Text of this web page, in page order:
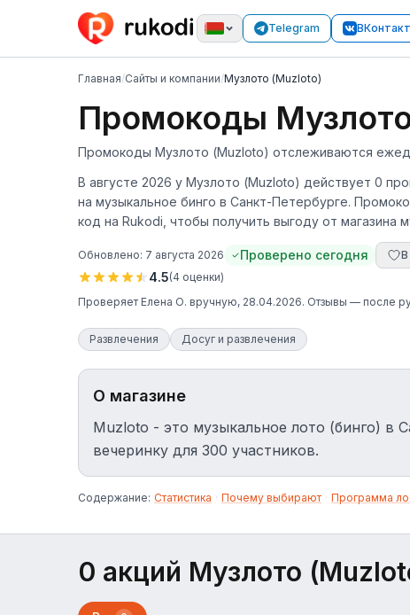
Telegram
Главная/Сайты и компании/Музлото (Muzloto)
Промокоды
Промокоды Музлото (Muzloto) отслеживаются
В августе 2026 у Музлото (Muzloto) действует 0
на музыкальное бинго в Санкт-Петербурге.
код на Rukodi, чтобы получить выгоду от магазина
Обновлено: 7 августа 2026 Проверено сегодня В
4.5(4 оценки)
Проверяет Елена О. вручную, 28.04.2026. Отзывы — после
Развлечения Досуг и развлечения
О магазине
Muzloto - это музыкальное лото (бинго) в
вечеринку для 300 участников.
Содержание: Статистика · Почему выбирают · Программа
0 акций Музлото